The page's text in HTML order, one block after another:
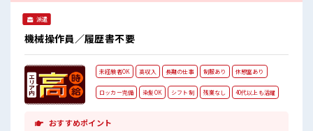
派遣
機械操作員／履歴書不要
未経験者OK 高収入 長期の仕事 制服あり 休憩室あり
ロッカー完備 染髪OK シフト制 残業なし 40代以上も活躍
おすすめポイント